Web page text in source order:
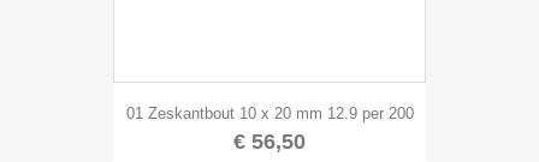
01 Zeskantbout 10 x 20 mm 12.9 per 200
€ 56,50